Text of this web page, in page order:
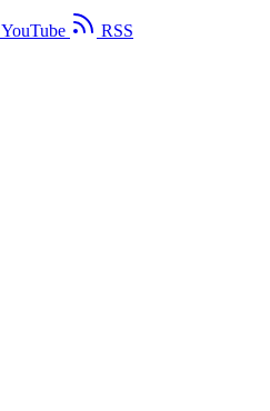
YouTube RSS